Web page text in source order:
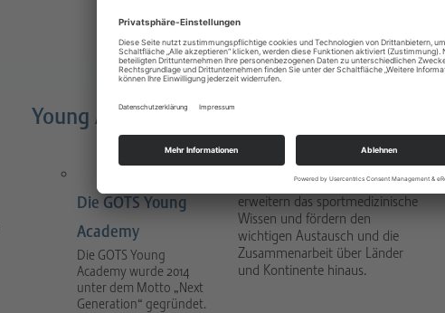
Young Academy
Die GOTS Young
Academy
Die GOTS Young
Academy wurde 2014
unter dem Motto „Next
Generation“ gegründet.
Die GOTS Fellowships sind
Austauschprogramme für junge
Ärzte und Wissenschaftler. Sie
erweitern das sportmedizinische
Wissen und fördern den
wichtigen Austausch und die
Zusammenarbeit über Länder
und Kontinente hinaus.